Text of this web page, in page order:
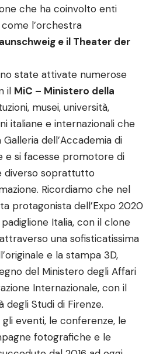
che ha coinvolto enti
l’orchestra
e il Theater der
state attivate numerose
il MiC – Ministero della
musei, università,
italiane e internazionali che
dell’Accademia di
e si facesse promotore di
diverso soprattutto
Ricordiamo che nel
protagonista dell’Expo 2020
Italia, con il clone
una sofisticatissima
e la stampa 3D,
del Ministero degli Affari
Internazionale, con il
degli Studi di Firenze.
eventi, le conferenze, le
fotografiche e le